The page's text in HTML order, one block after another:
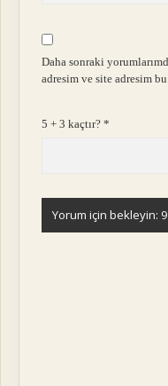
Daha sonraki
adresim ve site adresim
5 + 3 kaçtır?*